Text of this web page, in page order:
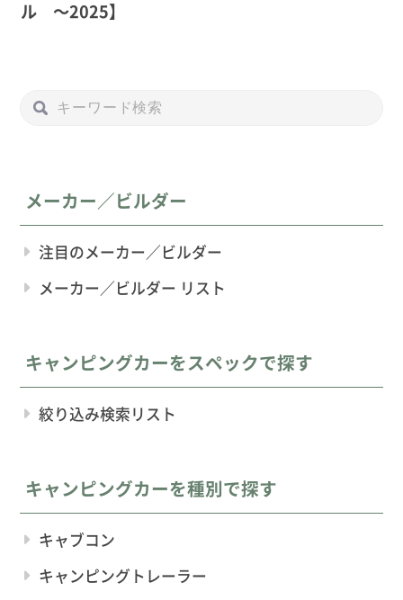
ル 〜2025】
メーカー／ビルダー
注目のメーカー／ビルダー
メーカー／ビルダー リスト
キャンピングカーをスペックで探す
絞り込み検索リスト
キャンピングカーを種別で探す
キャブコン
キャンピングトレーラー